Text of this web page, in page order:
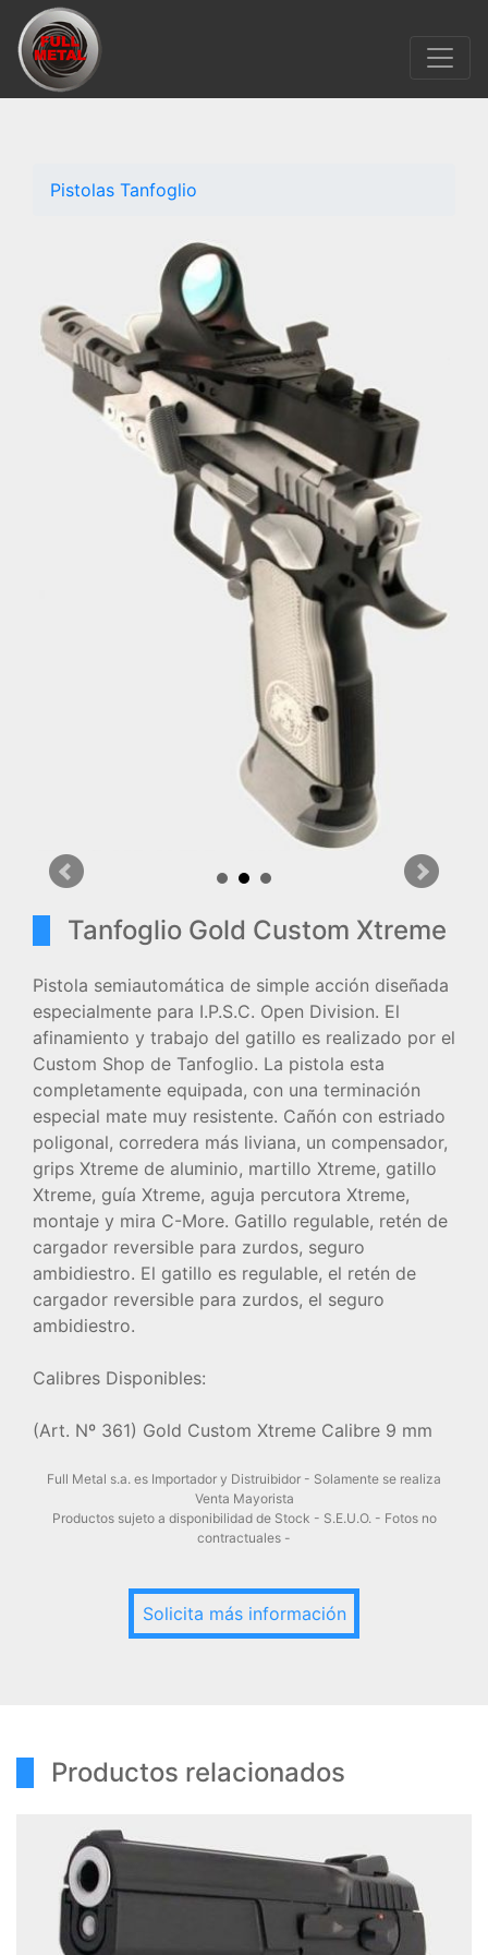
Pistolas Tanfoglio
Tanfoglio Gold Custom Xtreme
Pistola semiautomática de simple acción diseñada
especialmente para I.P.S.C. Open Division. El
afinamiento y trabajo del gatillo es realizado por el
Custom Shop de Tanfoglio. La pistola esta
completamente equipada, con una terminación
especial mate muy resistente. Cañón con estriado
poligonal, corredera más liviana, un compensador,
grips Xtreme de aluminio, martillo Xtreme, gatillo
Xtreme, guía Xtreme, aguja percutora Xtreme,
montaje y mira C-More. Gatillo regulable, retén de
cargador reversible para zurdos, seguro
ambidiestro. El gatillo es regulable, el retén de
cargador reversible para zurdos, el seguro
ambidiestro.
Calibres Disponibles:
(Art. Nº 361) Gold Custom Xtreme Calibre 9 mm
Full Metal s.a. es Importador y Distruibidor - Solamente se realiza
Venta Mayorista
Productos sujeto a disponibilidad de Stock - S.E.U.O. - Fotos no
contractuales -
Solicita más información
Productos relacionados